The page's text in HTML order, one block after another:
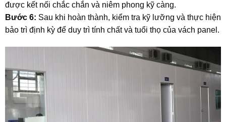
được kết nối chắc chắn và niêm phong kỹ càng.
Bước 6: Sau khi hoàn thành, kiểm tra kỹ lưỡng và thực hiện
bảo trì định kỳ để duy trì tính chất và tuổi thọ của vách panel.